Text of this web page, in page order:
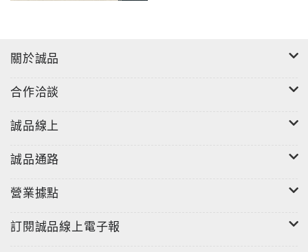
關於誠品
合作洽談
誠品線上
誠品通路
營業據點
訂閱誠品線上電子報